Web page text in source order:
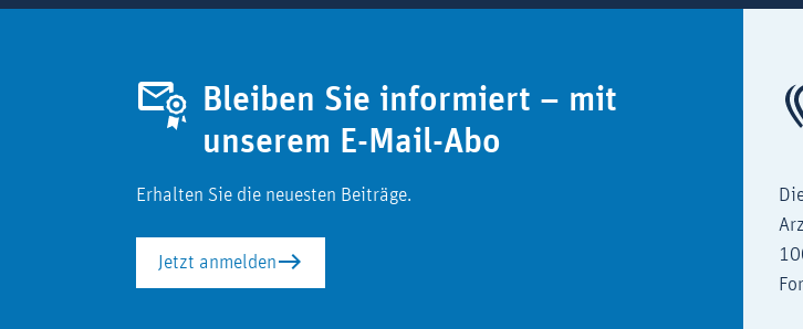
Bleiben Sie informiert – mit
unserem E-Mail-Abo
Erhalten Sie die neuesten Beiträge.
Jetzt anmelden